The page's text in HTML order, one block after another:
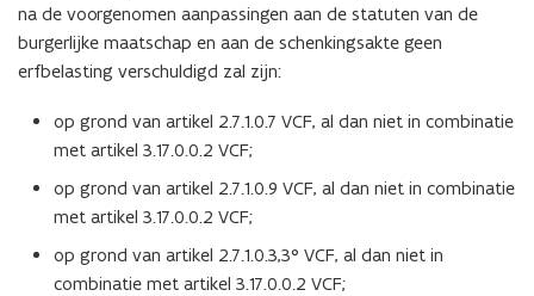
na de voorgenomen aanpassingen aan de statuten van de
burgerlijke maatschap en aan de schenkingsakte geen
erfbelasting verschuldigd zal zijn:
op grond van artikel 2.7.1.0.7 VCF, al dan niet in combinatie
met artikel 3.17.0.0.2 VCF;
op grond van artikel 2.7.1.0.9 VCF, al dan niet in combinatie
met artikel 3.17.0.0.2 VCF;
op grond van artikel 2.7.1.0.3,3° VCF, al dan niet in
combinatie met artikel 3.17.0.0.2 VCF;